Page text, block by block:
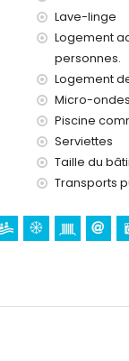
Lave-linge
Logement
personnes.
Logement
Micro-ondes
Piscine
Serviettes
Taille du
Transports